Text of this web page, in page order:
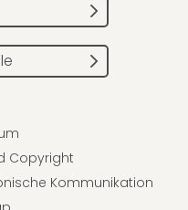
Copyright
Kommunikation